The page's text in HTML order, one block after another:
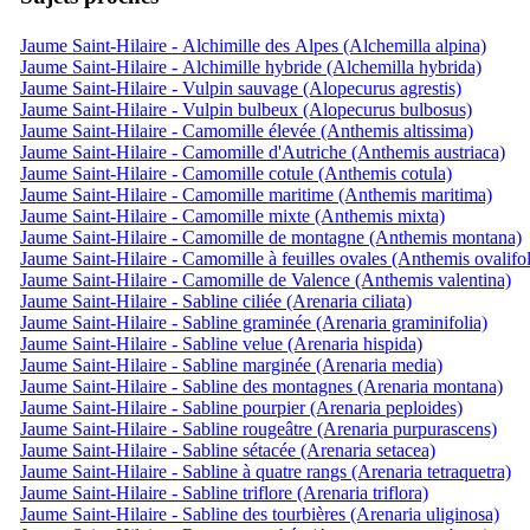
Jaume Saint-Hilaire - Alchimille des Alpes (Alchemilla alpina)
Jaume Saint-Hilaire - Alchimille hybride (Alchemilla hybrida)
Jaume Saint-Hilaire - Vulpin sauvage (Alopecurus agrestis)
Jaume Saint-Hilaire - Vulpin bulbeux (Alopecurus bulbosus)
Jaume Saint-Hilaire - Camomille élevée (Anthemis altissima)
Jaume Saint-Hilaire - Camomille d'Autriche (Anthemis austriaca)
Jaume Saint-Hilaire - Camomille cotule (Anthemis cotula)
Jaume Saint-Hilaire - Camomille maritime (Anthemis maritima)
Jaume Saint-Hilaire - Camomille mixte (Anthemis mixta)
Jaume Saint-Hilaire - Camomille de montagne (Anthemis montana)
Jaume Saint-Hilaire - Camomille à feuilles ovales (Anthemis
Jaume Saint-Hilaire - Camomille de Valence (Anthemis valentina)
Jaume Saint-Hilaire - Sabline ciliée (Arenaria ciliata)
Jaume Saint-Hilaire - Sabline graminée (Arenaria graminifolia)
Jaume Saint-Hilaire - Sabline velue (Arenaria hispida)
Jaume Saint-Hilaire - Sabline marginée (Arenaria media)
Jaume Saint-Hilaire - Sabline des montagnes (Arenaria montana)
Jaume Saint-Hilaire - Sabline pourpier (Arenaria peploides)
Jaume Saint-Hilaire - Sabline rougeâtre (Arenaria purpurascens)
Jaume Saint-Hilaire - Sabline sétacée (Arenaria setacea)
Jaume Saint-Hilaire - Sabline à quatre rangs (Arenaria tetraquetra)
Jaume Saint-Hilaire - Sabline triflore (Arenaria triflora)
Jaume Saint-Hilaire - Sabline des tourbières (Arenaria uliginosa)